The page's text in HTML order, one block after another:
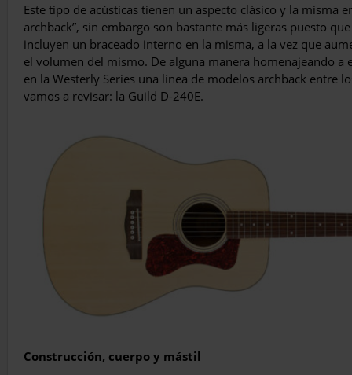
Este tipo de acústicas tienen un aspecto clásico y la misma
archback”, sin embargo son bastante más ligeras puesto
incluyen un braceado interno en la misma, a la vez que
el volumen del mismo. De alguna manera homenajeando a
en la Westerly Series una línea de modelos archback entre
vamos a revisar: la Guild D-240E.
Construcción, cuerpo y mástil